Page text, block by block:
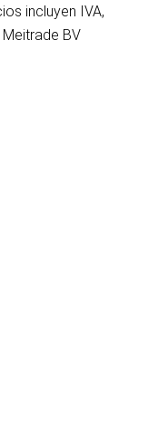
incluyen IVA,
BV